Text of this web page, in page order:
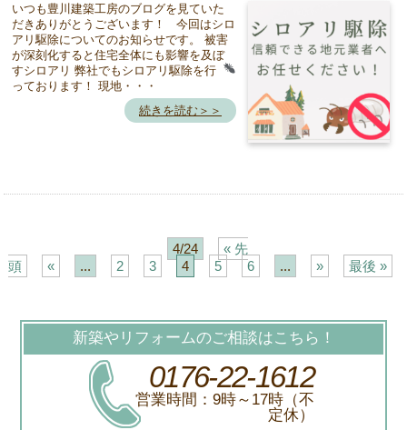
いつも豊川建築工房のブログを見ていた
だきありがとうございます！ 今回はシロ
アリ駆除についてのお知らせです。 被害
が深刻化すると住宅全体にも影響を及ぼ
すシロアリ 弊社でもシロアリ駆除を行
っております！ 現地・・・
続きを読む＞＞
4/24
« 先
頭
« ... 2 3 4 5 6 ... » 最後 »
新築やリフォームのご相談はこちら！
0176-22-1612
営業時間：9時～17時（不
定休）